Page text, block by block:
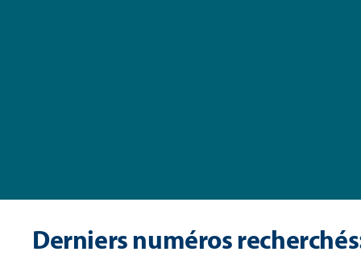
Derniers numéros